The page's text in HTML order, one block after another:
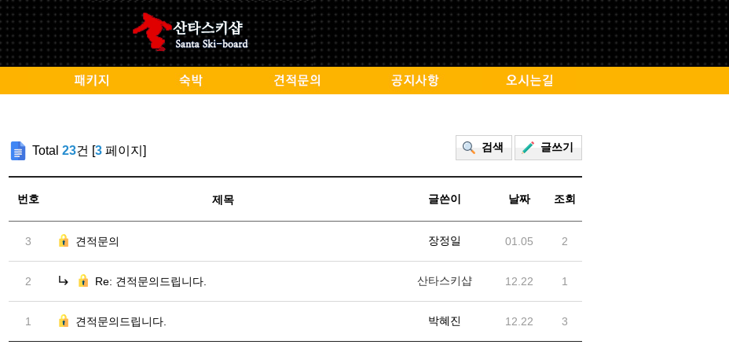
Total 23건 [3 페이지] 검색 글쓰기
번호 제목 글쓴이 날짜 조회
3 견적문의 장정일 01.05 2
2 Re: 견적문의드립니다. 산타스키샵 12.22 1
1 견적문의드립니다. 박혜진 12.22 3